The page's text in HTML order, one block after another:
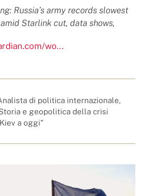
Russia’s army records slowest
Starlink cut, data shows,
wo...
di politica internazionale,
e geopolitica della crisi
a oggi"